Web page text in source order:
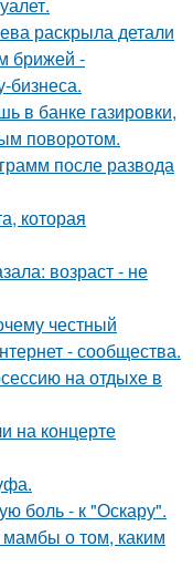
раскрыла детали
брижей -
бизнеса.
в банке газировки,
поворотом.
после развода
которая
возраст - не
честный
- сообщества.
на отдыхе в
на концерте
боль - к "Оскару".
о том, каким